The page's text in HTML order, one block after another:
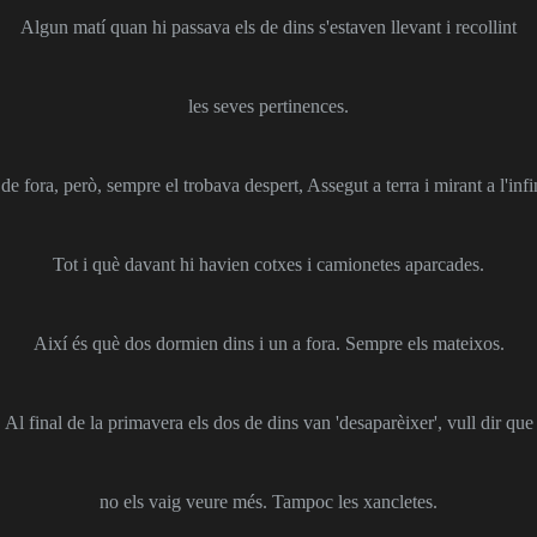
Algun matí quan hi passava els de dins s'estaven llevant i recollint
les seves pertinences.
fora, però, sempre el trobava despert, Assegut a terra i mirant a
Tot i què davant hi havien cotxes i camionetes aparcades.
Així és què dos dormien dins i un a fora. Sempre els mateixos.
Al final de la primavera els dos de dins van 'desaparèixer', vull dir que
no els vaig veure més. Tampoc les xancletes.